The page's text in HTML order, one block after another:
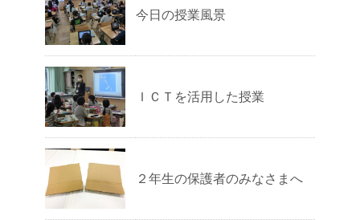
今日の授業風景
ＩＣＴを活用した授業
２年生の保護者のみなさまへ